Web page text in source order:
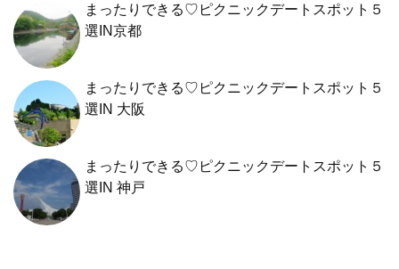
まったりできる♡ピクニックデートスポット５
選IN京都
まったりできる♡ピクニックデートスポット５
選IN 大阪
まったりできる♡ピクニックデートスポット５
選IN 神戸